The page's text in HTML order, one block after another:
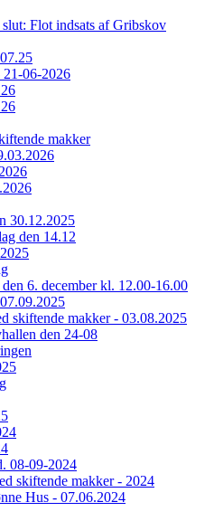
Flot indsats af Gribskov
21-06-2026
makker
30.12.2025
den 14.12
6. december kl. 12.00-16.00
skiftende makker - 03.08.2025
den 24-08
08-09-2024
skiftende makker - 2024
Hus - 07.06.2024